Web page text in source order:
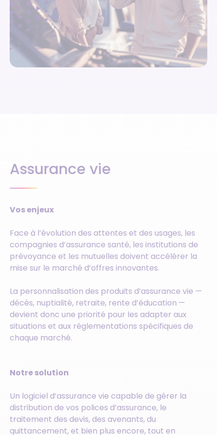
Assurance vie
Vos enjeux
Face à l’évolution des attentes et des usages, les
compagnies d’assurance santé, les institutions de
prévoyance et les mutuelles doivent accélérer la
mise sur le marché d’offres innovantes.
La personnalisation des produits d’assurance vie —
décès, nuptialité, retraite, rente d’éducation —
devient donc une priorité pour les adapter aux
situations et aux réglementations spécifiques de
chaque marché.
Notre solution
Un logiciel d’assurance vie capable de gérer la
distribution de vos polices d’assurance, le
traitement des devis, des avenants, du
quittancement, et bien plus encore, tout en